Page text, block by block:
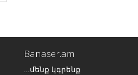
Banaser.am
...մենք կգրենք